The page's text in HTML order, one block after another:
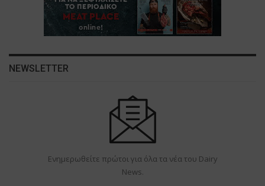
NEWSLETTER
Ενημερωθείτε πρώτοι για όλα τα νέα του Dairy
News.